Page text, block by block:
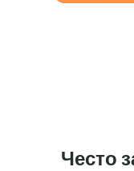
Често